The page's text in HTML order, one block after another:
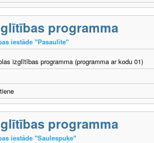
programma
iestāde "Pasaulīte"
izglītības programma (programma ar kodu 01)
programma
iestāde "Saulespuķe"